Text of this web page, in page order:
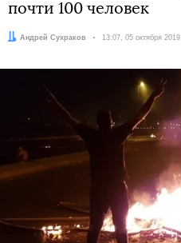
почти 100 человек
Автор:
Андрей Сухраков Дата:
13:07, 05 октября 2019